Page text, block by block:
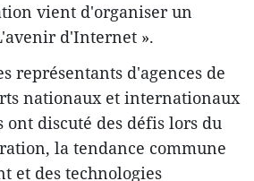
vient d'organiser un
d'Internet ».
représentants d'agences de
nationaux et internationaux
ont discuté des défis lors du
la tendance commune
et des technologies